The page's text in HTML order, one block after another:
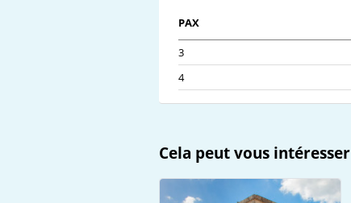
PAX
3
4
Cela peut vous intéresser